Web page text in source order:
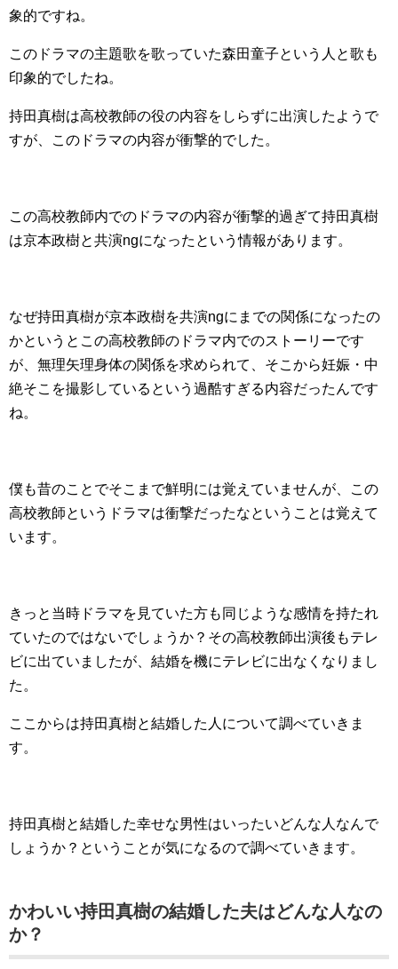
象的ですね。
このドラマの主題歌を歌っていた森田童子という人と歌も
印象的でしたね。
持田真樹は高校教師の役の内容をしらずに出演したようで
すが、このドラマの内容が衝撃的でした。
この高校教師内でのドラマの内容が衝撃的過ぎて持田真樹
は京本政樹と共演ngになったという情報があります。
なぜ持田真樹が京本政樹を共演ngにまでの関係になったの
かというとこの高校教師のドラマ内でのストーリーです
が、無理矢理身体の関係を求められて、そこから妊娠・中
絶そこを撮影しているという過酷すぎる内容だったんです
ね。
僕も昔のことでそこまで鮮明には覚えていませんが、この
高校教師というドラマは衝撃だったなということは覚えて
います。
きっと当時ドラマを見ていた方も同じような感情を持たれ
ていたのではないでしょうか？その高校教師出演後もテレ
ビに出ていましたが、結婚を機にテレビに出なくなりまし
た。
ここからは持田真樹と結婚した人について調べていきま
す。
持田真樹と結婚した幸せな男性はいったいどんな人なんで
しょうか？ということが気になるので調べていきます。
かわいい持田真樹の結婚した夫はどんな人なの
か？